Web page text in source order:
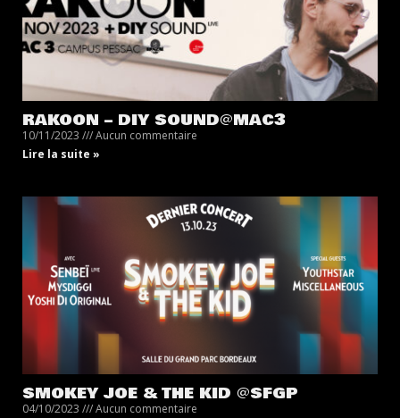
RAKOON – DIY SOUND@MAC3
10/11/2023
Aucun commentaire
Lire la suite »
SMOKEY JOE & THE KID @SFGP
04/10/2023
Aucun commentaire